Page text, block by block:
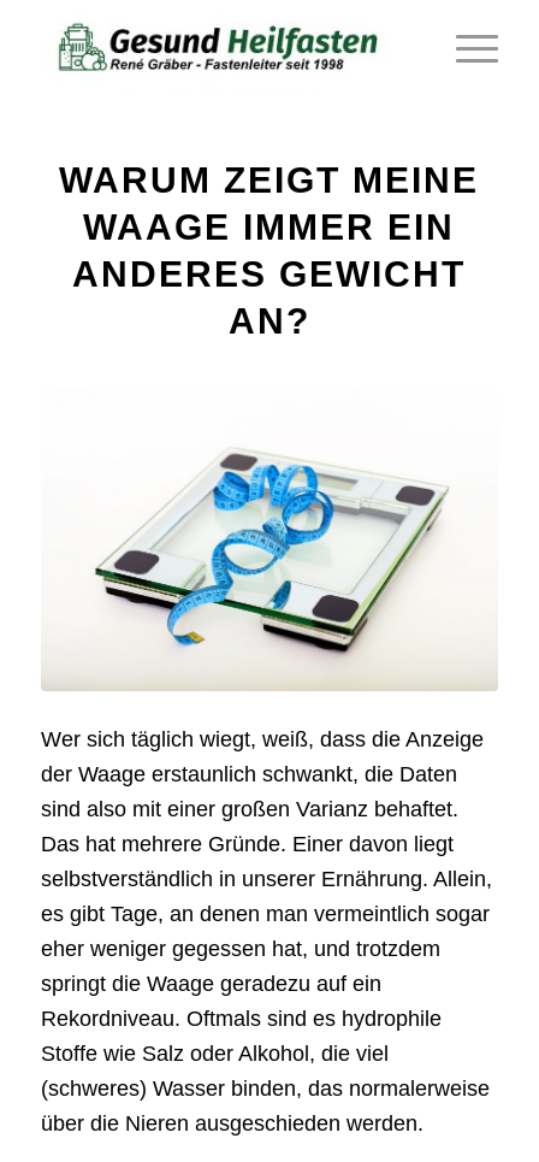
WARUM ZEIGT MEINE
WAAGE IMMER EIN
ANDERES GEWICHT
AN?
Wer sich täglich wiegt, weiß, dass die Anzeige
der Waage erstaunlich schwankt, die Daten
sind also mit einer großen Varianz behaftet.
Das hat mehrere Gründe. Einer davon liegt
selbstverständlich in unserer Ernährung. Allein,
es gibt Tage, an denen man vermeintlich sogar
eher weniger gegessen hat, und trotzdem
springt die Waage geradezu auf ein
Rekordniveau. Oftmals sind es hydrophile
Stoffe wie Salz oder Alkohol, die viel
(schweres) Wasser binden, das normalerweise
über die Nieren ausgeschieden werden.